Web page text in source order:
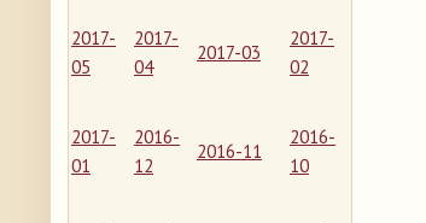
2017-
05
2017-
04
2017-03
2017-
02
2017-
01
2016-
12
2016-11
2016-
10